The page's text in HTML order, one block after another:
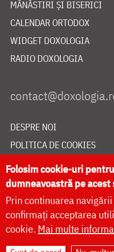
MĂNĂSTIRI ȘI BISERICI
CALENDAR ORTODOX
WIDGET DOXOLOGIA
RADIO DOXOLOGIA
DESPRE NOI
POLITICA DE COOKIES
DONEAZĂ ONLINE PENTRU
LIVE
Folosim cookie-uri
dumneavoastră pe acest
Prin continuarea
confirmați acceptarea
cookie. Mai multe